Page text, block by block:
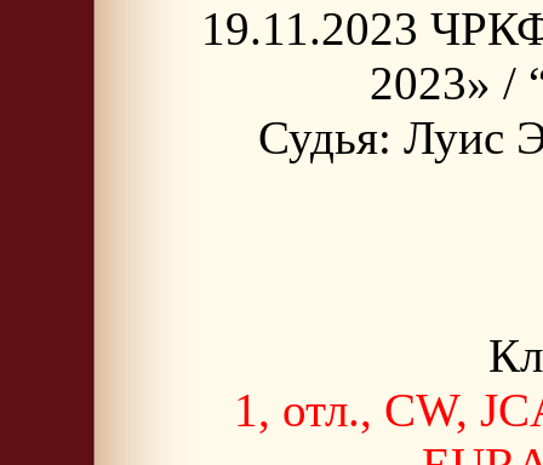
19.11.2023
2023» /
Судья: Луис
1, отл., CW,